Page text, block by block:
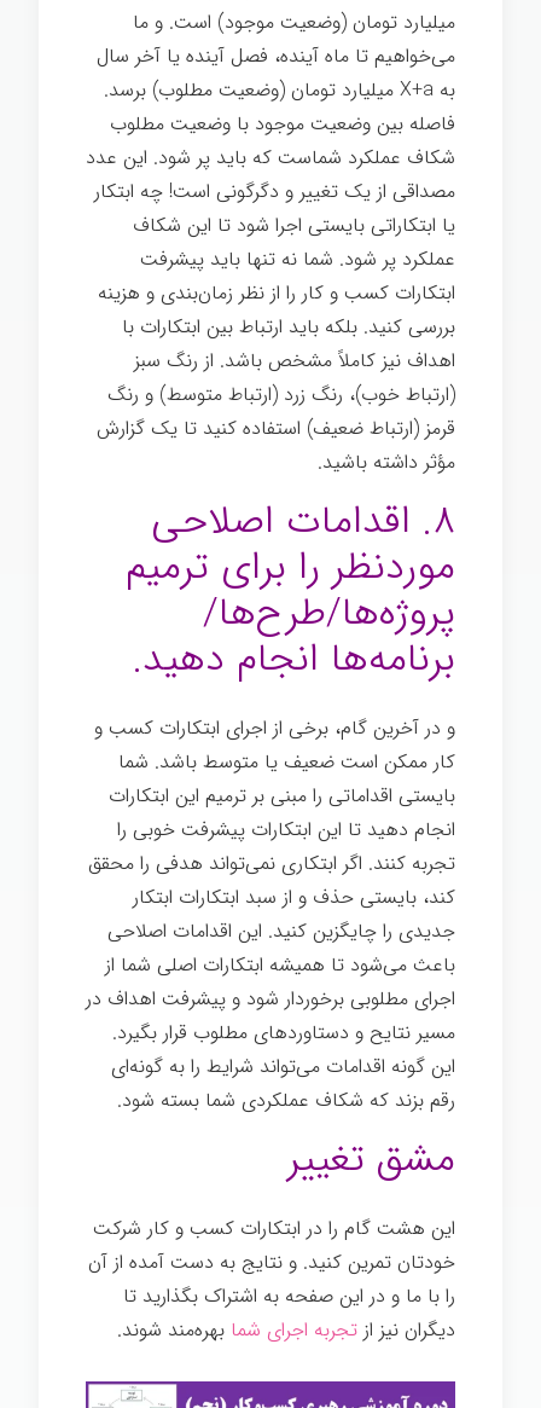
میلیارد تومان (وضعیت موجود) است. و ما
می‌خواهیم تا ماه آینده، فصل آینده یا آخر سال
به X+a میلیارد تومان (وضعیت مطلوب) برسد.
فاصله بین وضعیت موجود با وضعیت مطلوب
شکاف عملکرد شماست که باید پر شود. این عدد
مصداقی از یک تغییر و دگرگونی است! چه ابتکار
یا ابتکاراتی بایستی اجرا شود تا این شکاف
عملکرد پر شود. شما نه تنها باید پیشرفت
ابتکارات کسب و کار را از نظر زمان‌بندی و هزینه
بررسی کنید. بلکه باید ارتباط بین ابتکارات با
اهداف نیز کاملاً مشخص باشد. از رنگ سبز
(ارتباط خوب)، رنگ زرد (ارتباط متوسط) و رنگ
قرمز (ارتباط ضعیف) استفاده کنید تا یک گزارش
مؤثر داشته باشید.
۸. اقدامات اصلاحی
موردنظر را برای ترمیم
پروژه‌ها/طرح‌ها/
برنامه‌ها انجام دهید.
و در آخرین گام، برخی از اجرای ابتکارات کسب و
کار ممکن است ضعیف یا متوسط باشد. شما
بایستی اقداماتی را مبنی بر ترمیم این ابتکارات
انجام دهید تا این ابتکارات پیشرفت خوبی را
تجربه کنند. اگر ابتکاری نمی‌تواند هدفی را محقق
کند، بایستی حذف و از سبد ابتکارات ابتکار
جدیدی را چایگزین کنید. این اقدامات اصلاحی
باعث می‌شود تا همیشه ابتکارات اصلی شما از
اجرای مطلوبی برخوردار شود و پیشرفت اهداف در
مسیر نتایح و دستاوردهای مطلوب قرار بگیرد.
این گونه اقدامات می‌تواند شرایط را به گونه‌ای
رقم بزند که شکاف عملکردی شما بسته شود.
مشق تغییر
این هشت گام را در ابتکارات کسب و کار شرکت
خودتان تمرین کنید. و نتایج به دست آمده از آن
را با ما و در این صفحه به اشتراک بگذارید تا
دیگران نیز از تجربه اجرای شما بهره‌مند شوند.